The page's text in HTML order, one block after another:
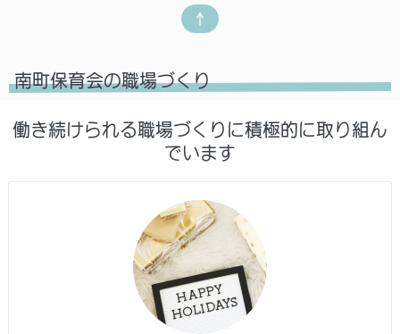
↑
南町保育会の職場づくり
働き続けられる職場づくりに積極的に取り組ん
でいます